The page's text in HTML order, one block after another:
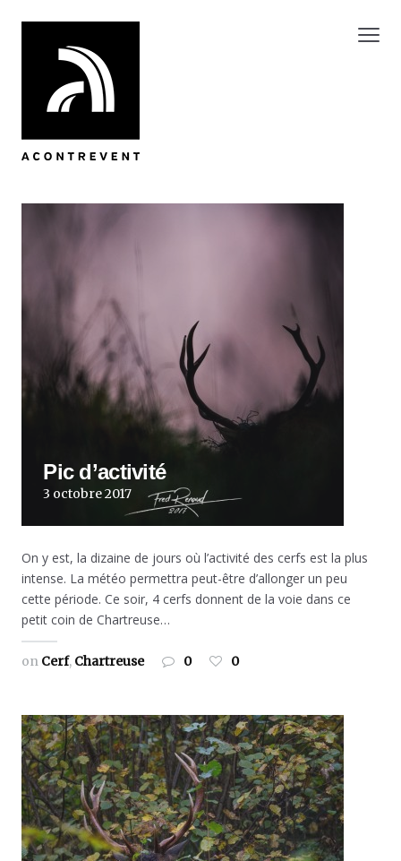
Pic d’activité
3 octobre 2017
On y est, la dizaine de jours où l’activité des cerfs est la plus
intense. La météo permettra peut-être d’allonger un peu
cette période. Ce soir, 4 cerfs donnent de la voie dans ce
petit coin de Chartreuse…
on Cerf, Chartreuse 0 0